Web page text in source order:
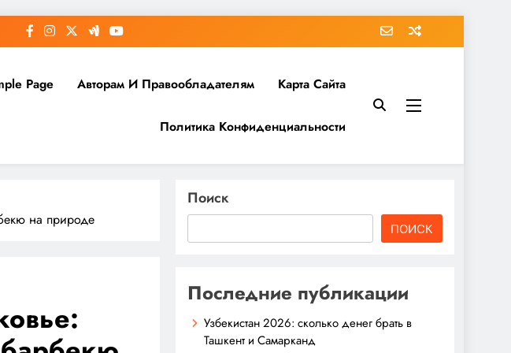
Page Авторам И Правообладателям Карта Сайта
Политика Конфиденциальности
на природе
Поиск
ПОИСК
Последние публикации
Узбекистан 2026: сколько денег брать в
Ташкент и Самарканд